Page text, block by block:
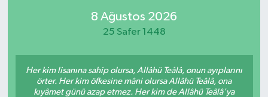
8 Ağustos 2026
25 Safer 1448
Her kim lisanına sahip olursa, Allâhü Teâlâ, onun ayıplarını
örter. Her kim öfkesine mâni olursa Allâhü Teâlâ, ona
kıyâmet günü azap etmez. Her kim de Allâhü Teâlâ'ya
Sağlık